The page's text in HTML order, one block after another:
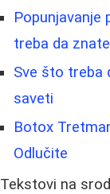
Popunjavanje
treba da znate
Sve što treba
saveti
Botox
Odlučite
Tekstovi na